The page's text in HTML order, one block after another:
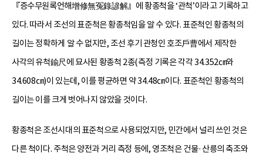
『증수무원록언해增修無冤錄諺解』에 황종척을 ‘관척’이라고 기록하고
있다. 따라서 조선의 표준척은 황종척임을 알 수 있다. 표준척인 황종척의
길이는 정확하게 알 수 없지만, 조선 후기 관청인 호조戶曹에서 제작한
사각의 유척鍮尺에 묘사된 황종척 2종(측정 기록은 각각 34.352㎝와
34.608㎝)이 있는데, 이를 평균하면 약 34.48㎝이다. 표준척인 황종척의
길이는 이를 크게 벗어나지 않았을 것이다.
황종척은 조선시대의 표준척으로 사용되었지만, 민간에서 널리 쓰인 것은
다른 척이다. 주척은 양전과 거리 측정 등에, 영조척은 건물·산릉의 축조와